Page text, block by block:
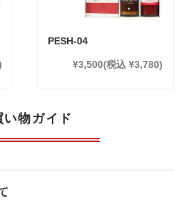
PESH-04
¥3,500(税込 ¥3,780)
い物ガイド